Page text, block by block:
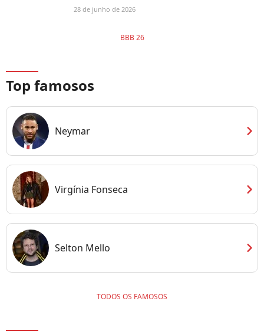
28 de junho de 2026
BBB 26
Top famosos
Neymar chevron_right
Virgínia Fonseca chevron_right
Selton Mello chevron_right
TODOS OS FAMOSOS